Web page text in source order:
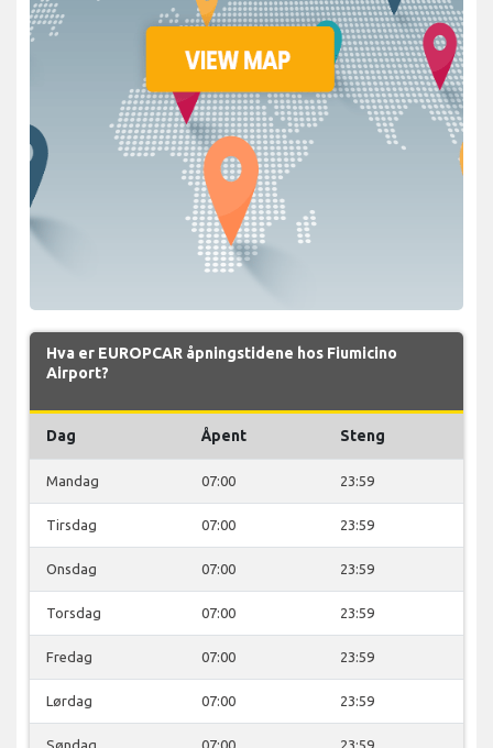
Hva er EUROPCAR åpningstidene hos Fiumicino
Airport?
Dag Åpent Steng
Mandag 07:00 23:59
Tirsdag 07:00 23:59
Onsdag 07:00 23:59
Torsdag 07:00 23:59
Fredag 07:00 23:59
Lørdag 07:00 23:59
Søndag 07:00 23:59